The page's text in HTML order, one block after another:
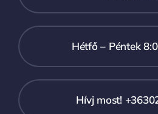
Hétfő – Péntek
Hívj most!